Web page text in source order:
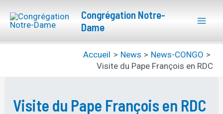
Congrégation Notre-
Dame
Accueil News
News-CONGO
Visite du Pape François en RDC
Visite du Pape François en RDC